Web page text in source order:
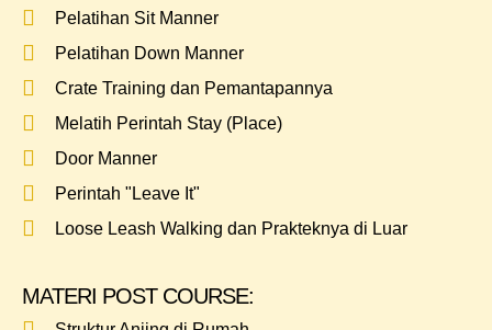
Pelatihan Sit Manner
Pelatihan Down Manner
Crate Training dan Pemantapannya
Melatih Perintah Stay (Place)
Door Manner
Perintah "Leave It"
Loose Leash Walking dan Prakteknya di Luar
MATERI POST COURSE: